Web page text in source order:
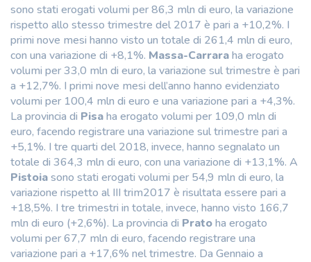
sono stati erogati volumi per 86,3 mln di euro, la variazione
rispetto allo stesso trimestre del 2017 è pari a +10,2%. I
primi nove mesi hanno visto un totale di 261,4 mln di euro,
con una variazione di +8,1%. Massa-Carraraha erogato
volumi per 33,0 mln di euro, la variazione sul trimestre è pari
a +12,7%. I primi nove mesi dell’anno hanno evidenziato
volumi per 100,4 mln di euro e una variazione pari a +4,3%.
La provincia di Pisaha erogato volumi per 109,0 mln di
euro, facendo registrare una variazione sul trimestre pari a
+5,1%. I tre quarti del 2018, invece, hanno segnalato un
totale di 364,3 mln di euro, con una variazione di +13,1%. A
Pistoiasono stati erogati volumi per 54,9 mln di euro, la
variazione rispetto al III trim2017 è risultata essere pari a
+18,5%. I tre trimestri in totale, invece, hanno visto 166,7
mln di euro (+2,6%). La provincia di Pratoha erogato
volumi per 67,7 mln di euro, facendo registrare una
variazione pari a +17,6% nel trimestre. Da Gennaio a